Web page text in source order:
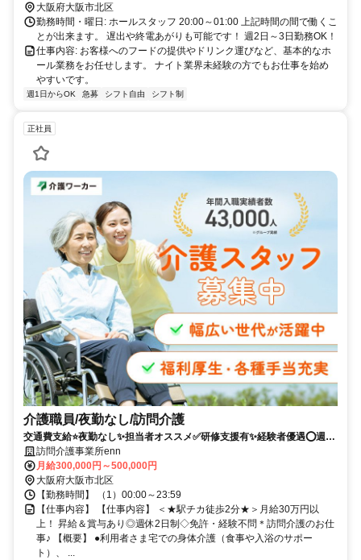
大阪府大阪市北区
勤務時間・曜日: ホールスタッフ 20:00～01:00 上記時間の間で働くこ
とが出来ます。 遅出や終電あがりも可能です！ 週2日～3日勤務OK！
仕事内容: お客様へのフードの提供やドリンク運びなど、基本的なホ
ール業務をお任せします。 ナイト業界未経験の方でもお仕事を始め
やすいです。
週1日からOK 急募 シフト自由 シフト制
正社員
介護職員/夜勤なし/訪問介護
交通費支給⭐️夜勤なし✨担当者オススメ✅️研修支援有✨経験者優遇⭕️週休
2日✨高額求人
訪問介護事業所enn
月給300,000円～500,000円
大阪府大阪市北区
【勤務時間】 （1）00:00～23:59
【仕事内容】 【仕事内容】 ＜★駅チカ徒歩2分★＞月給30万円以
上！ 昇給＆賞与あり◎週休2日制◇免許・経験不問＊訪問介護のお仕
事♪ 【概要】 ●利用者さま宅での身体介護（食事や入浴のサポー
ト）、 ...